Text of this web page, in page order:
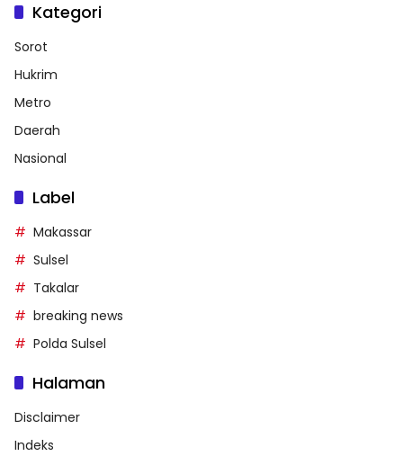
Kategori
Sorot
Hukrim
Metro
Daerah
Nasional
Label
Makassar
Sulsel
Takalar
breaking news
Polda Sulsel
Halaman
Disclaimer
Indeks